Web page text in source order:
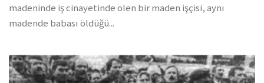
madeninde iş cinayetinde ölen bir maden işçisi, aynı
madende babası öldüğü...